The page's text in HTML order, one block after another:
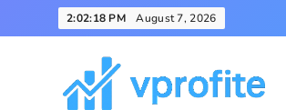
to
2:02:18 PM August 7, 2026